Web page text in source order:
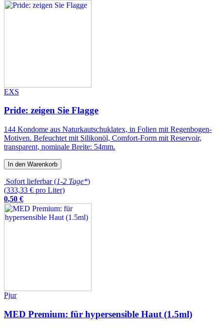
EXS
Pride: zeigen Sie Flagge
144 Kondome aus Naturkautschuklatex, in Folien mit Regenbogen-
Motiven. Befeuchtet mit Silikonöl, Comfort-Form mit Reservoir,
transparent, nominale Breite: 54mm.
In den Warenkorb
Sofort lieferbar (1-2 Tage*)
(333,33 € pro Liter)
0,50 €
Pjur
MED Premium: für hypersensible Haut (1.5ml)